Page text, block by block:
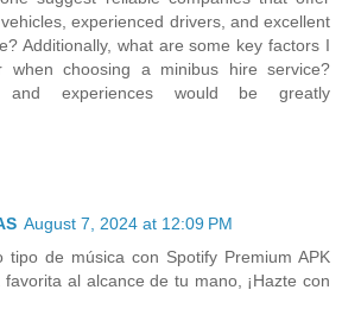
experienced drivers, and excellent
Additionally, what are some key factors I
when choosing a minibus hire service?
and experiences would be greatly
August 7, 2024 at 12:09 PM
tipo de música con Spotify Premium APK
al alcance de tu mano, ¡Hazte con